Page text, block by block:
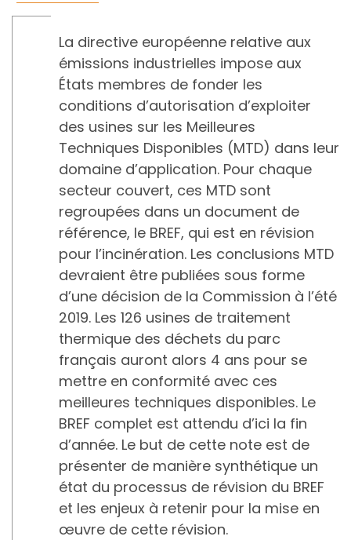
La directive européenne relative aux
émissions industrielles impose aux
États membres de fonder les
conditions d’autorisation d’exploiter
des usines sur les Meilleures
Techniques Disponibles (MTD) dans leur
domaine d’application. Pour chaque
secteur couvert, ces MTD sont
regroupées dans un document de
référence, le BREF, qui est en révision
pour l’incinération. Les conclusions MTD
devraient être publiées sous forme
d’une décision de la Commission à l’été
2019. Les 126 usines de traitement
thermique des déchets du parc
français auront alors 4 ans pour se
mettre en conformité avec ces
meilleures techniques disponibles. Le
BREF complet est attendu d’ici la fin
d’année. Le but de cette note est de
présenter de manière synthétique un
état du processus de révision du BREF
et les enjeux à retenir pour la mise en
œuvre de cette révision.